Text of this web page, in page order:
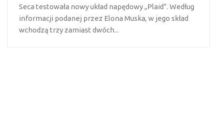
Seca testowała nowy układ napędowy „Plaid”. Według
informacji podanej przez Elona Muska, w jego skład
wchodzą trzy zamiast dwóch...